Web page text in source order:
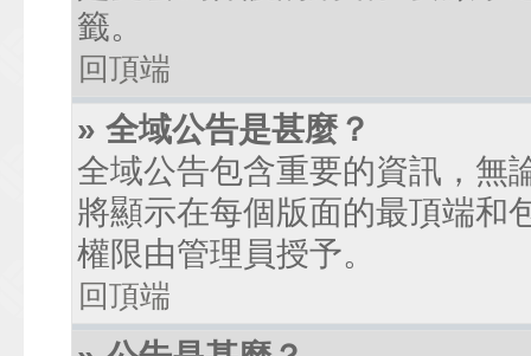
籤。
回頂端
» 全域公告是甚麼？
全域公告包含重要的資訊，無
將顯示在每個版面的最頂端和
權限由管理員授予。
回頂端